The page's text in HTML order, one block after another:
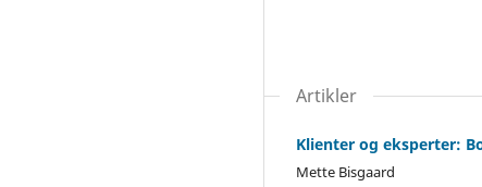
Artikler
Klienter og eksperter:
Mette Bisgaard